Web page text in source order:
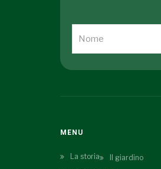
MENU
La storia
Il giardino